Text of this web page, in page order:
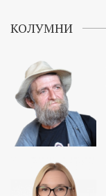
КОЛУМНИ